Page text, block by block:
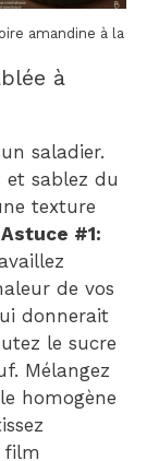
amandine à la
à
saladier.
et sablez du
texture
Astuce #1:
de vos
donnerait
le sucre
Mélangez
homogène
film